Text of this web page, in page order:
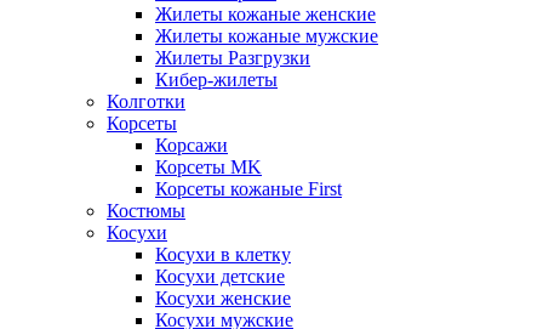
Жилеты кожаные женские
Жилеты кожаные мужские
Жилеты Разгрузки
Кибер-жилеты
Колготки
Корсеты
Корсажи
Корсеты MK
Корсеты кожаные First
Костюмы
Косухи
Косухи в клетку
Косухи детские
Косухи женские
Косухи мужские